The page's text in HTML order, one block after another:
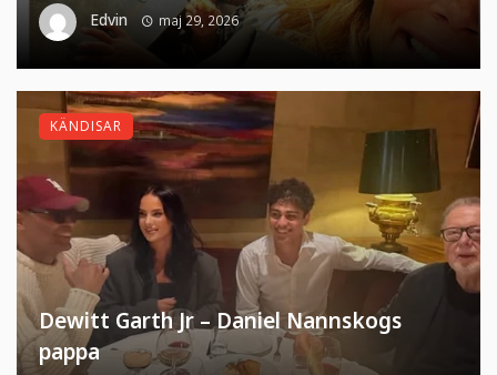
Edvin maj 29, 2026
Dewitt Garth Jr – Daniel Nannskogs
pappa
KÄNDISAR